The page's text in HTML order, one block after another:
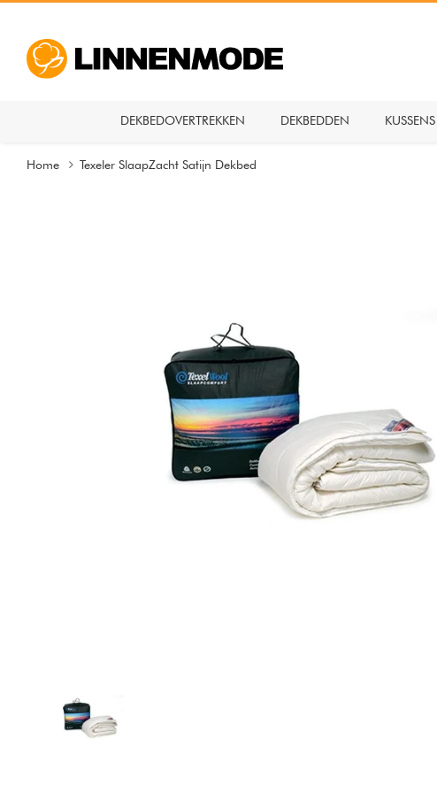
DEKBEDOVERTREKKEN DEKBEDDEN KUSSENS
Home Texeler SlaapZacht Satijn Dekbed